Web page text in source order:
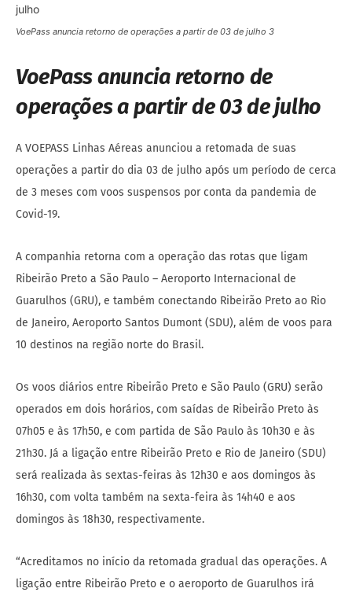
VoePass anuncia retorno de operações a partir de 03 de julho 3
VoePass anuncia retorno de
operações a partir de 03 de julho
A VOEPASS Linhas Aéreas anunciou a retomada de suas
operações a partir do dia 03 de julho após um período de cerca
de 3 meses com voos suspensos por conta da pandemia de
Covid-19.
A companhia retorna com a operação das rotas que ligam
Ribeirão Preto a São Paulo – Aeroporto Internacional de
Guarulhos (GRU), e também conectando Ribeirão Preto ao Rio
de Janeiro, Aeroporto Santos Dumont (SDU), além de voos para
10 destinos na região norte do Brasil.
Os voos diários entre Ribeirão Preto e São Paulo (GRU) serão
operados em dois horários, com saídas de Ribeirão Preto às
07h05 e às 17h50, e com partida de São Paulo às 10h30 e às
21h30. Já a ligação entre Ribeirão Preto e Rio de Janeiro (SDU)
será realizada às sextas-feiras às 12h30 e aos domingos às
16h30, com volta também na sexta-feira às 14h40 e aos
domingos às 18h30, respectivamente.
“Acreditamos no início da retomada gradual das operações. A
ligação entre Ribeirão Preto e o aeroporto de Guarulhos irá